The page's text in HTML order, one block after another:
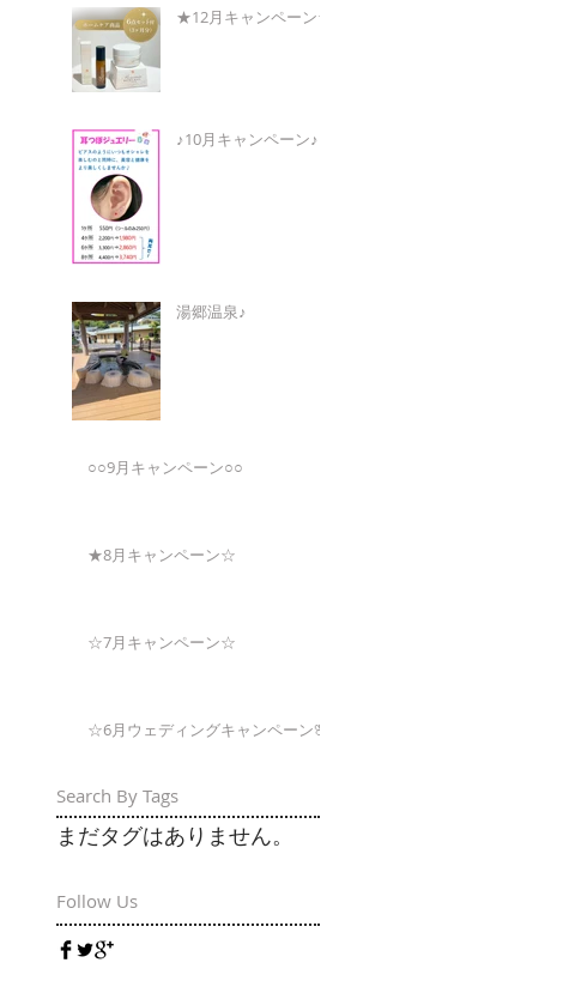
Search By Tags
★12月キャンペーン★
♪10月キャンペーン♪
湯郷温泉♪
○○9月キャンペーン○○
★8月キャンペーン☆
☆7月キャンペーン☆
☆6月ウェディングキャンペーン🌸
まだタグはありません。
Follow Us